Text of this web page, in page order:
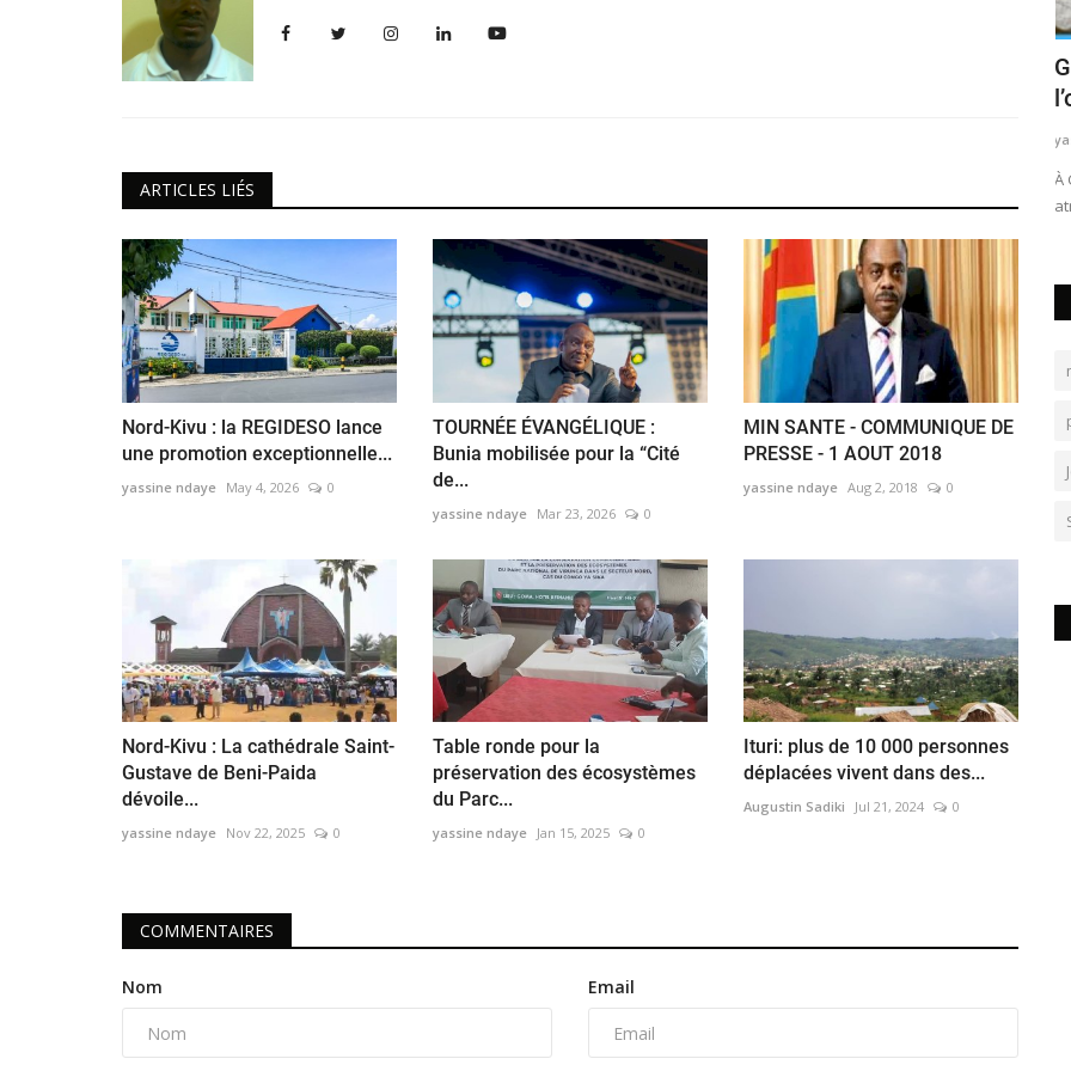
ARTICLES LIÉS
Nord-Kivu : la REGIDESO lance
une promotion exceptionnelle...
yassine ndaye May 4, 2026 0
TOURNÉE ÉVANGÉLIQUE :
Bunia mobilisée pour la “Cité
de...
yassine ndaye Mar 23, 2026 0
MIN SANTE - COMMUNIQUE DE
PRESSE - 1 AOUT 2018
yassine ndaye Aug 2, 2018 0
Nord-Kivu : La cathédrale Saint-
Gustave de Beni-Paida
dévoile...
yassine ndaye Nov 22, 2025 0
Table ronde pour la
préservation des écosystèmes
du Parc...
yassine ndaye Jan 15, 2025 0
Ituri: plus de 10 000 personnes
déplacées vivent dans des...
Augustin Sadiki Jul 21, 2024 0
COMMENTAIRES
Nom Email
retrouvés en
sur des tombes le
Goma : le calvaire quotidien des enfants
​​​​​​​Ils ont entre 8 et 16 ans. Dès l'aube, ils arpentent les rues
poussiéreuses...
c’est la première fois...
​​​​​​​À